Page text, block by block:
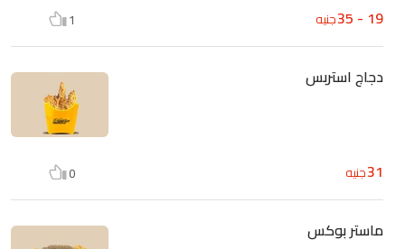
19 - 35 جنيه 1
دجاج استربس
31جنيه 0
ماستر بوكس